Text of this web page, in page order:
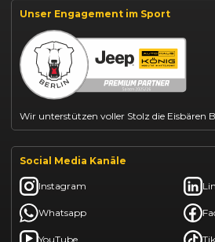
Suzuki Swift finanzieren
BYD Dolphin finanzieren
Kia Ceed finanzieren
Kia Sportage leasen
Mazda CX-30 finanzieren
Citroën C3 leasen
Unser Engagement im Sport
Wir unterstützen voller Stolz die Eisbären
Social Media Kanäle
Instagram
Whatsapp
YouTube